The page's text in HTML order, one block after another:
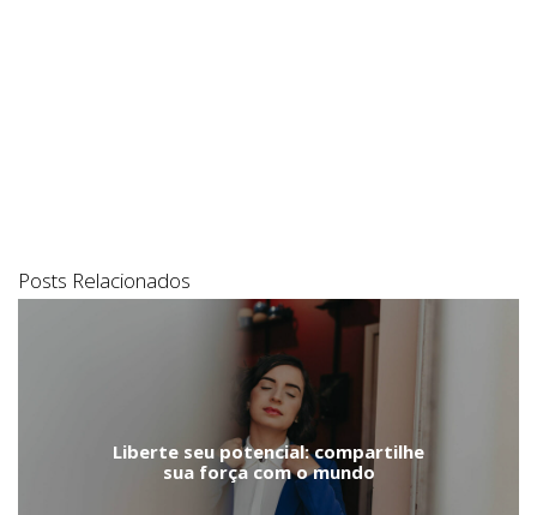
Posts Relacionados
Liberte seu potencial: compartilhe
sua força com o mundo